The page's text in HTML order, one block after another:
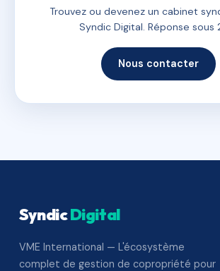
Trouvez ou devenez un cabinet
Syndic Digital. Réponse sous
Nous contacter
SyndicDigital
VME International — L'écosystème
complet de gestion de copropriété pour